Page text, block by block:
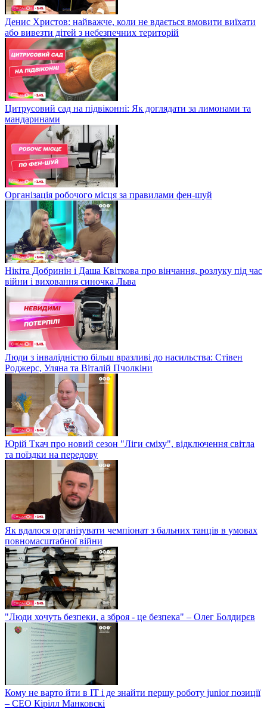
Денис Христов: найважче, коли не вдається вмовити виїхати
або вивезти дітей з небезпечних територій
Цитрусовий сад на підвіконні: Як доглядати за лимонами та
мандаринами
Організація робочого місця за правилами фен-шуй
Нікіта Добринін і Даша Квіткова про вінчання, розлуку під час
війни і виховання синочка Льва
Люди з інвалідністю більш вразливі до насильства: Стівен
Роджерс, Уляна та Віталій Пчолкіни
Юрій Ткач про новий сезон "Ліги сміху", відключення світла
та поїздки на передову
Як вдалося організувати чемпіонат з бальних танців в умовах
повномасштабної війни
"Люди хочуть безпеки, а зброя - це безпека" – Олег Болдирєв
Кому не варто йти в IT і де знайти першу роботу junior позиції
– СЕО Кірілл Манковскі